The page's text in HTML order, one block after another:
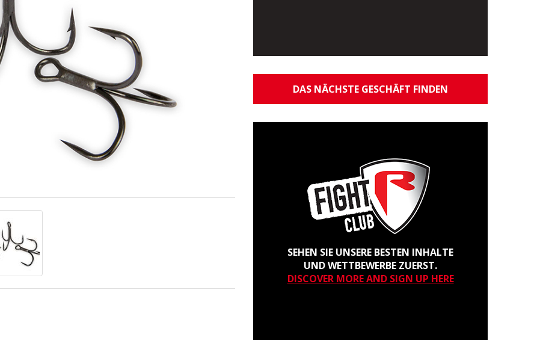
DAS NÄCHSTE GESCHÄFT FINDEN
SEHEN SIE UNSERE BESTEN INHALTE
UND WETTBEWERBE ZUERST.
DISCOVER MORE AND SIGN UP HERE